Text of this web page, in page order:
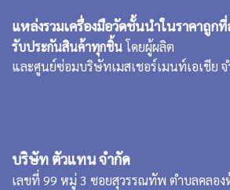
แหล่งรวมเครื่องมือวัดชั้นนำในราคาถูก
รับประกันสินค้าทุกชิ้น โดยผู้ผลิต
และศูนย์ซ่อมบริษัทเมสเชอร์เมนท์เอเชีย จ
บริษัท ตัวแทน จำกัด
เลขที่ 99 หมู่ 3 ซอยสุวรรณทัพ ตำบลคลอง